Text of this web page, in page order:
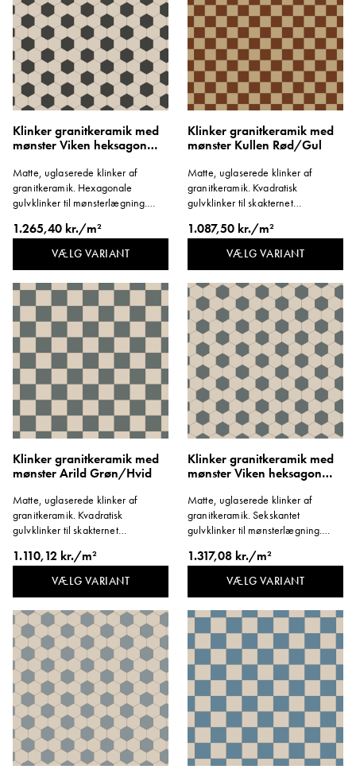
Klinker granitkeramik med
mønster Viken heksagon
Matte, uglaserede klinker af
granitkeramik. Hexagonale
gulvklinker til mønsterlægning.
1.265,40 kr./m²
VÆLG VARIANT
Klinker granitkeramik med
mønster Kullen Rød/Gul
Matte, uglaserede klinker af
granitkeramik. Kvadratisk
gulvklinker til skakternet
mm. Tykkelse 8 mm.
1.087,50 kr./m²
VÆLG VARIANT
Klinker granitkeramik med
mønster Arild Grøn/Hvid
Matte, uglaserede klinker af
granitkeramik. Kvadratisk
gulvklinker til skakternet
mm. Tykkelse 8 mm.
1.110,12 kr./m²
VÆLG VARIANT
Klinker granitkeramik med
mønster Viken heksagon
Matte, uglaserede klinker af
granitkeramik. Sekskantet
gulvklinker til mønsterlægning.
1.317,08 kr./m²
VÆLG VARIANT